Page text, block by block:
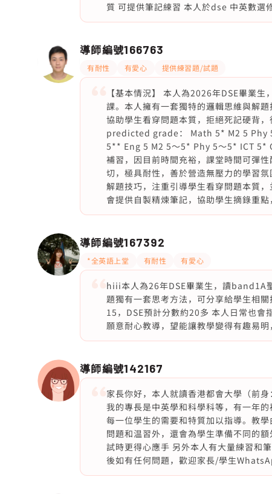
質 可提供筆記練習 本人於dse 中英數
導師編號166763
有耐性 有愛心 提供練習題/試題
【基本情況】 本人為2026年DSE畢業
課。本人擁有一套獨特的邏輯思維與解
協助學生看穿問題本質，拒絕死記硬背
predicted grade： Math 5* M2 5 Phy
5** Eng 5 M2 5～5* Phy 5～5* ICT 5*
補習，因目前時間充裕，課堂時間可彈
切，極具耐性，善於營造無壓力的學習
解題技巧，注重引導學生看穿問題本質
會提供自製精煉筆記，協助學生摘錄重
導師編號167392
*全英語上堂 有耐性 有愛心
hiii本人為26年DSE畢業生，讀band1A
題獨有一套思考方法，可分享給學生相
15，DSE預計分數約20多 本人日常也會
願意耐心教導，望能讓教學變得有趣易
導師編號142167
家長你好，本人就讀香港都會大學（前
我的專長是中英學和科學科等，有一年
每一位學生的需要和特質加以指導。教
問題和温習外，還會為學生準備不同的
試時更得心應手 另外本人有大量練習和
後如有任何問題，歡迎家長/學生